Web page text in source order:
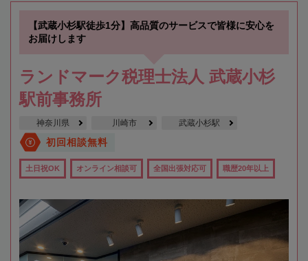
【武蔵小杉駅徒歩1分】高品質のサービスで皆様に安心を
お届けします
ランドマーク税理士法人 武蔵小杉
駅前事務所
神奈川県 川崎市 武蔵小杉駅
初回相談無料
土日祝OK オンライン相談可 全国出張対応可 職歴20年以上